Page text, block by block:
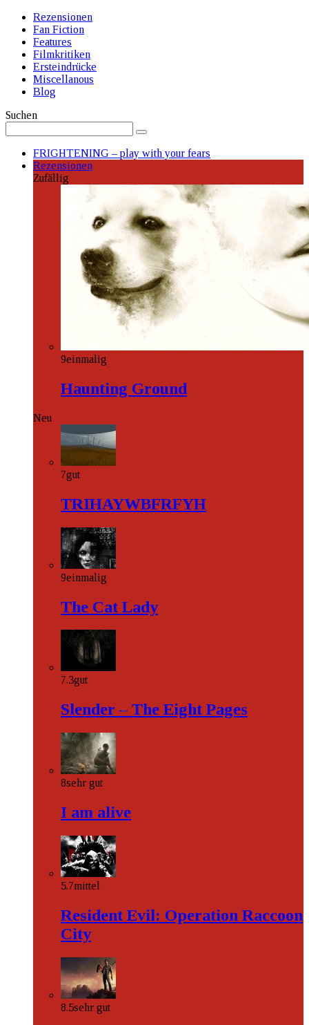
Rezensionen
Fan Fiction
Features
Filmkritiken
Ersteindrücke
Miscellanous
Blog
Suchen
FRIGHTENING – play with your fears
Rezensionen
Zufällig
9einmalig
Haunting Ground
Neu
7gut
TRIHAYWBFRFYH
9einmalig
The Cat Lady
7.3gut
Slender – The Eight Pages
8sehr gut
I am alive
5.7mittel
Resident Evil: Operation Raccoon
City
8.5sehr gut